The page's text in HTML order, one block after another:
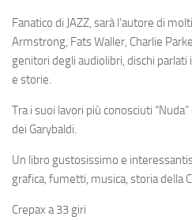
Fanatico di JAZZ, sarà l’autore di
Armstrong, Fats Waller, Charlie
genitori degli audiolibri, dischi parlati
e storie.
Tra i suoi lavori più conosciuti
dei Garybaldi.
Un libro gustosissimo e
grafica, fumetti, musica, storia della
Crepax a 33 giri